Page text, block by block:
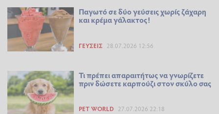
Παγωτό σε δύο γεύσεις χωρίς ζάχαρη
και κρέμα γάλακτος!
ΓΕΎΣΕΙΣ 28.07.2026 12:56
Τι πρέπει απαραιτήτως να γνωρίζετε
πριν δώσετε καρπούζι στον σκύλο σας
PET WORLD 27.07.2026 22:18